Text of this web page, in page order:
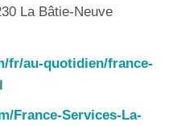
La Bâtie-Neuve
fr/au-quotidien/france-
France-Services-La-